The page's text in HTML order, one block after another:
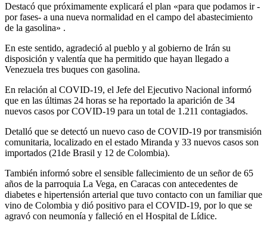
Destacó que próximamente explicará el plan «para que podamos ir -
por fases- a una nueva normalidad en el campo del abastecimiento
de la gasolina» .
En este sentido, agradeció al pueblo y al gobierno de Irán su
disposición y valentía que ha permitido que hayan llegado a
Venezuela tres buques con gasolina.
En relación al COVID-19, el Jefe del Ejecutivo Nacional informó
que en las últimas 24 horas se ha reportado la aparición de 34
nuevos casos por COVID-19 para un total de 1.211 contagiados.
Detalló que se detectó un nuevo caso de COVID-19 por transmisión
comunitaria, localizado en el estado Miranda y 33 nuevos casos son
importados (21de Brasil y 12 de Colombia).
También informó sobre el sensible fallecimiento de un señor de 65
años de la parroquia La Vega, en Caracas con antecedentes de
diabetes e hipertensión arterial que tuvo contacto con un familiar que
vino de Colombia y dió positivo para el COVID-19, por lo que se
agravó con neumonía y falleció en el Hospital de Lídice.